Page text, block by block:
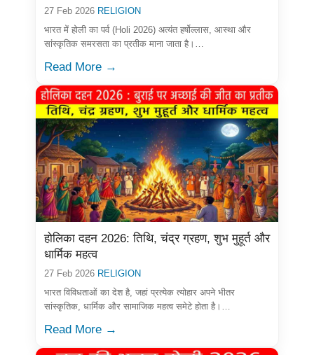
27 Feb 2026 RELIGION
भारत में होली का पर्व (Holi 2026) अत्यंत हर्षोल्लास, आस्था और
सांस्कृतिक समरसता का प्रतीक माना जाता है।…
Read More →
होलिका दहन 2026: तिथि, चंद्र ग्रहण, शुभ मुहूर्त और
धार्मिक महत्व
27 Feb 2026 RELIGION
भारत विविधताओं का देश है, जहां प्रत्येक त्योहार अपने भीतर
सांस्कृतिक, धार्मिक और सामाजिक महत्व समेटे होता है।…
Read More →